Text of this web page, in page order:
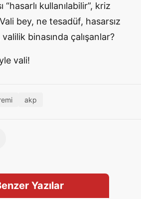
“hasarlı kullanılabilir”, kriz
bey, ne tesadüf, hasarsız
binasında çalışanlar?
vali!
akp
Yazılar